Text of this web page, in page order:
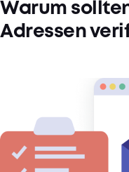
Warum
Adressen